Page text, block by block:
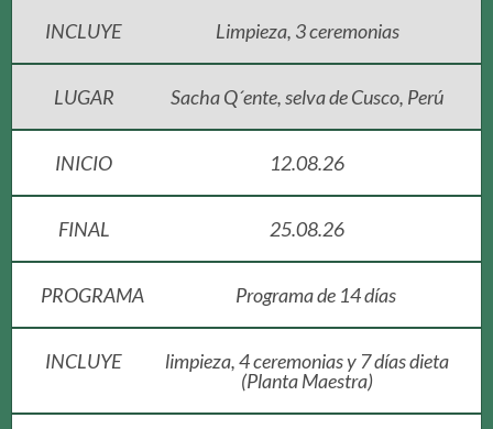
INCLUYE Limpieza, 3 ceremonias
LUGAR Sacha Q´ente, selva de Cusco, Perú
INICIO 12.08.26
FINAL 25.08.26
PROGRAMA Programa de 14 días
INCLUYE
limpieza, 4 ceremonias y 7 días dieta
(Planta Maestra)